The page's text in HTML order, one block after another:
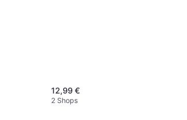
12,99 €
2 Shops